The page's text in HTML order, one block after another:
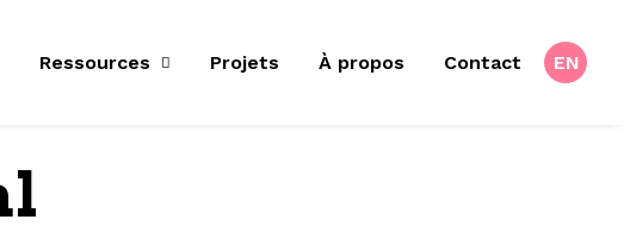
Ressources Projets À propos Contact EN